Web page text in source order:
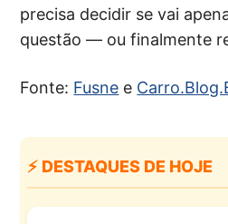
precisa decidir se vai
questão — ou finalmente
Fonte: Fusne e
⚡ DESTAQUES DE HOJE